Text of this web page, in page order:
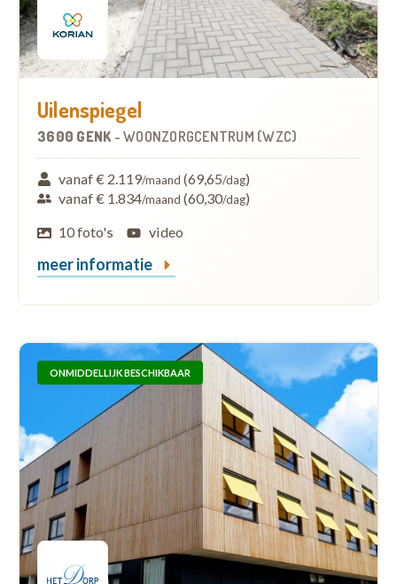
Uilenspiegel
3600 GENK - WOONZORGCENTRUM (WZC)
vanaf € 2.119/maand (69,65/dag)
vanaf € 1.834/maand (60,30/dag)
10 foto's
video
meer informatie
ONMIDDELLIJK BESCHIKBAAR